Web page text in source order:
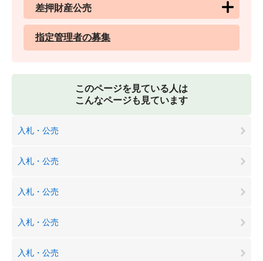
差押財産公売
指定管理者の募集
このページを見ている人は
こんなページも見ています
入札・公売
入札・公売
入札・公売
入札・公売
入札・公売